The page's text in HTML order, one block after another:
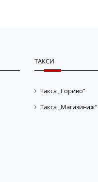
ТАКСИ
Такса „Гориво“
Такса „Магазинаж“